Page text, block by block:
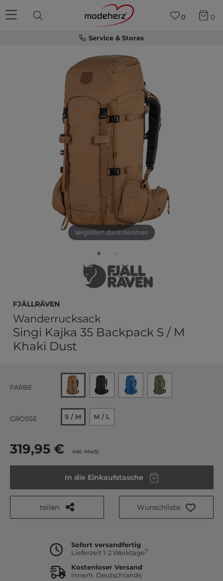
Service & Stores
0 0
Vergrößern durch berühren
Fjällräven
Wanderrucksack
Singi Kajka 35 Backpack S / M
Khaki Dust
FARBE
GRÖSSE S / M M / L
319,95 € inkl. MwSt.
In die Einkaufstasche
teilen Wunschliste
Sofort versandfertig
Lieferzeit 1-2 Werktage7
Kostenloser Versand
innerh. Deutschlands